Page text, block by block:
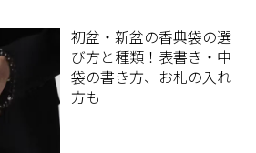
初盆・新盆の香典袋の選
び方と種類！表書き・中
袋の書き方、お札の入れ
方も